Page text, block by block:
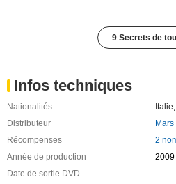
9 Secrets de
Infos techniques
Nationalités Italie
Distributeur
Mars
Récompenses
2
Année de production
2009
Date de sortie DVD
-